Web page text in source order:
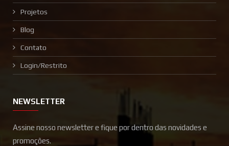
Projetos
Blog
Contato
Login/Restrito
NEWSLETTER
Assine nosso newsletter e fique por dentro das novidades e
promoções.